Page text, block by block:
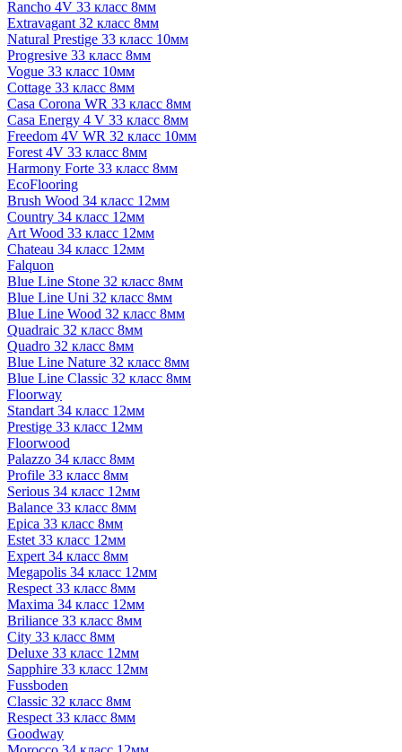
Rancho 4V 33 класс 8мм
Extravagant 32 класс 8мм
Natural Prestige 33 класс 10мм
Progresive 33 класс 8мм
Vogue 33 класс 10мм
Cottage 33 класс 8мм
Casa Corona WR 33 класс 8мм
Casa Energy 4 V 33 класс 8мм
Freedom 4V WR 32 класс 10мм
Forest 4V 33 класс 8мм
Harmony Forte 33 класс 8мм
EcoFlooring
Brush Wood 34 класс 12мм
Country 34 класс 12мм
Art Wood 33 класс 12мм
Chateau 34 класс 12мм
Falquon
Blue Line Stone 32 класс 8мм
Blue Line Uni 32 класс 8мм
Blue Line Wood 32 класс 8мм
Quadraic 32 класс 8мм
Quadro 32 класс 8мм
Blue Line Nature 32 класс 8мм
Blue Line Classic 32 класс 8мм
Floorway
Standart 34 класс 12мм
Prestige 33 класс 12мм
Floorwood
Palazzo 34 класс 8мм
Profile 33 класс 8мм
Serious 34 класс 12мм
Balance 33 класс 8мм
Epica 33 класс 8мм
Estet 33 класс 12мм
Expert 34 класс 8мм
Megapolis 34 класс 12мм
Respect 33 класс 8мм
Maxima 34 класс 12мм
Briliance 33 класс 8мм
City 33 класс 8мм
Deluxe 33 класс 12мм
Sapphire 33 класс 12мм
Fussboden
Classic 32 класс 8мм
Respect 33 класс 8мм
Goodway